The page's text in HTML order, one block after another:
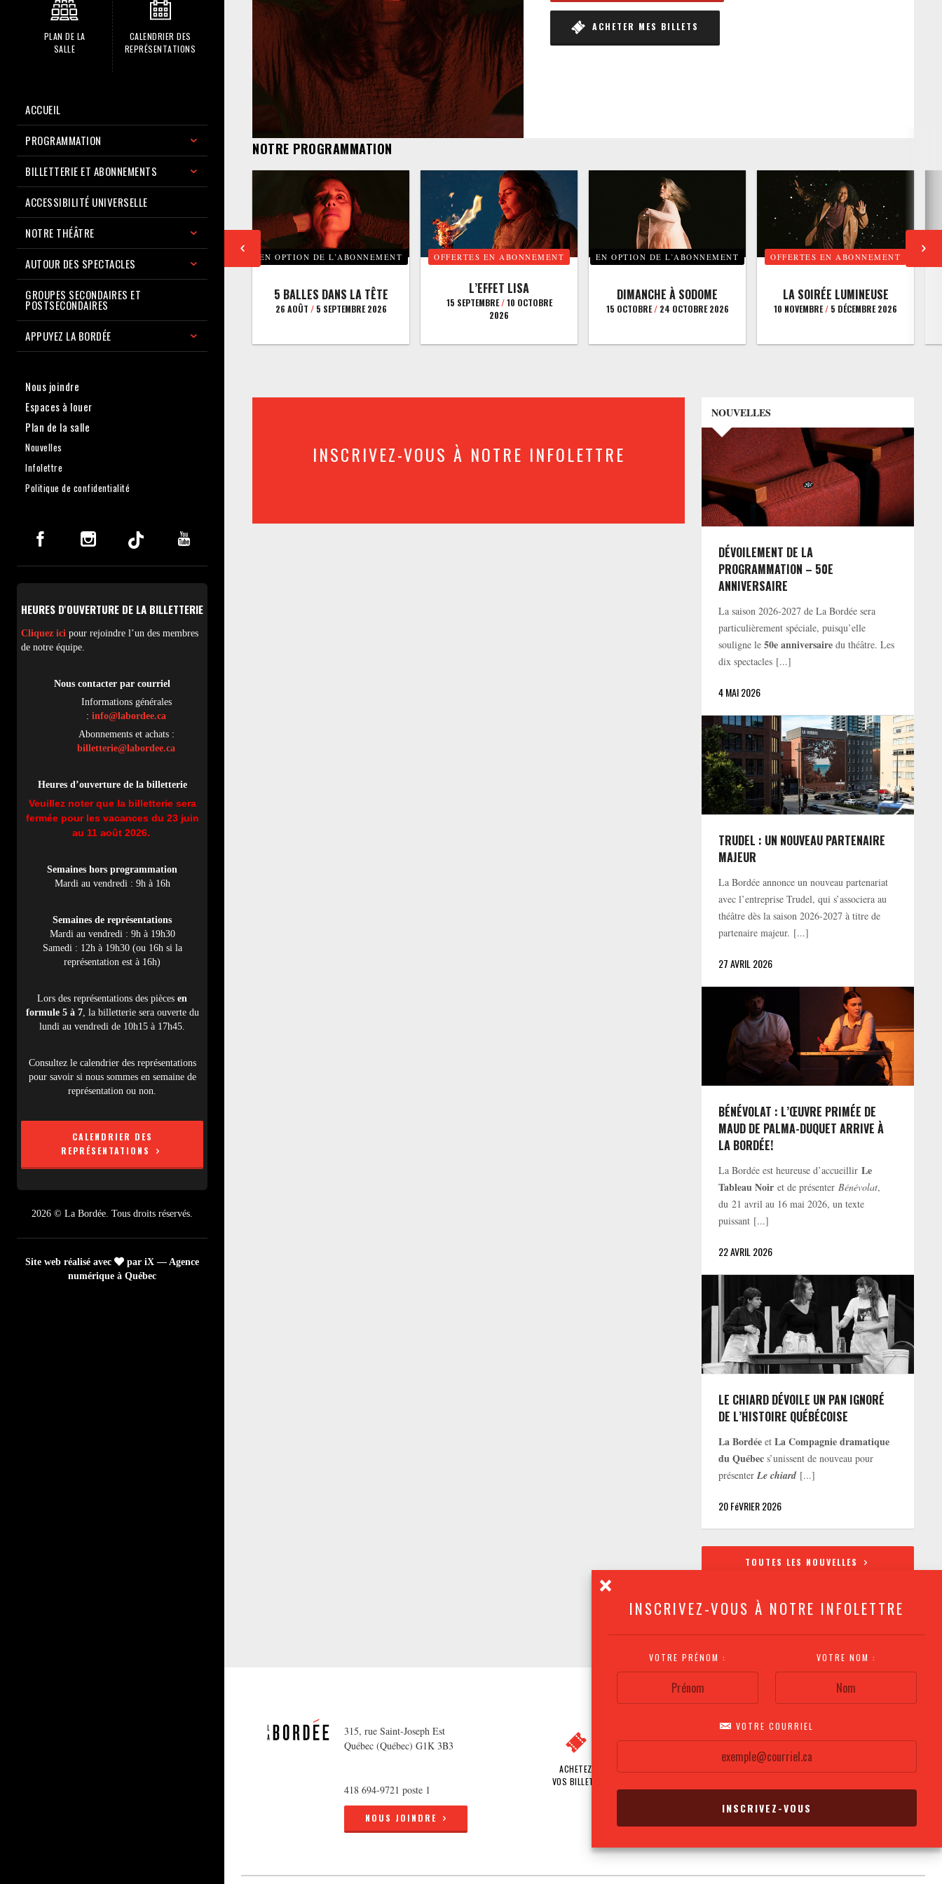
INSCRIVEZ-VOUS À NOTRE INFOLETTRE
VOTRE PRÉNOM : VOTRE NOM :
VOTRE COURRIEL
PLAN DE LA
SALLE
CALENDRIER DES
REPRÉSENTATIONS
ACCUEIL
PROGRAMMATION
BILLETTERIE ET ABONNEMENTS
ACCESSIBILITÉ UNIVERSELLE
NOTRE THÉÂTRE
AUTOUR DES SPECTACLES
GROUPES SECONDAIRES ET
POSTSECONDAIRES
APPUYEZ LA BORDÉE
Nous joindre
Espaces à louer
Plan de la salle
Nouvelles
Infolettre
Politique de confidentialité
HEURES D'OUVERTURE DE LA BILLETTERIE
Cliquez ici pour rejoindre l’un des membres
de notre équipe.
Nous contacter par courriel
Informations générales
: info@labordee.ca
Abonnements et achats :
billetterie@labordee.ca
Heures d’ouverture de la billetterie
Veuillez noter que la billetterie sera
fermée pour les vacances du 23 juin
au 11 août 2026.
Semaines hors programmation
Mardi au vendredi : 9h à 16h
Semaines de représentations
Mardi au vendredi : 9h à 19h30
Samedi : 12h à 19h30 (ou 16h si la
représentation est à 16h)
Lors des représentations des pièces en
formule 5 à 7, la billetterie sera ouverte du
lundi au vendredi de 10h15 à 17h45.
Consultez le calendrier des représentations
pour savoir si nous sommes en semaine de
représentation ou non.
CALENDRIER DES
REPRÉSENTATIONS
2026 © La Bordée. Tous droits réservés.
Site web réalisé avec
par iX — Agence
numérique à Québec
ACHETER MES BILLETS
NOTRE PROGRAMMATION
EN OPTION DE L’ABONNEMENT
5 BALLES DANS LA TÊTE
26 AOÛT /5 SEPTEMBRE 2026
OFFERTES EN ABONNEMENT
L’EFFET LISA
15 SEPTEMBRE/10 OCTOBRE
2026
EN OPTION DE L’ABONNEMENT
DIMANCHE À SODOME
15 OCTOBRE/24 OCTOBRE 2026
OFFERTES EN ABONNEMENT
LA SOIRÉE LUMINEUSE
10 NOVEMBRE/ 5 DÉCEMBRE 2026
INSCRIVEZ-VOUS À NOTRE INFOLETTRE
NOUVELLES
DÉVOILEMENT DE LA
PROGRAMMATION – 50E
ANNIVERSAIRE
La saison 2026-2027 de La Bordée sera
particulièrement spéciale, puisqu’elle
souligne le50e anniversaire du théâtre. Les
dix spectacles [...]
4 MAI 2026
TRUDEL : UN NOUVEAU PARTENAIRE
MAJEUR
La Bordée annonce un nouveau partenariat
avec l’entreprise Trudel, qui s’associera au
théâtre dès la saison 2026-2027 à titre de
partenaire majeur. [...]
27 AVRIL 2026
BÉNÉVOLAT : L’ŒUVRE PRIMÉE DE
MAUD DE PALMA-DUQUET ARRIVE À
LA BORDÉE!
La Bordée est heureuse d’accueillirLe
Tableau Noir et de présenterBénévolat,
du 21 avril au 16 mai 2026, un texte
puissant [...]
22 AVRIL 2026
LE CHIARD DÉVOILE UN PAN IGNORÉ
DE L’HISTOIRE QUÉBÉCOISE
La Bordée etLa Compagnie dramatique
du Québec s’unissent de nouveau pour
présenterLe chiard [...]
20 FéVRIER 2026
TOUTES LES NOUVELLES
315, rue Saint-Joseph Est
Québec (Québec) G1K 3B3
418 694-9721 poste 1
NOUS JOINDRE
ACHETEZ
VOS BILLETS